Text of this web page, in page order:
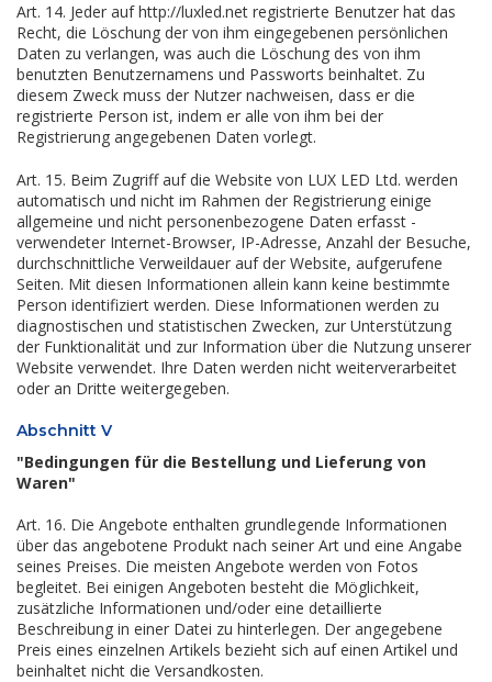
Art. 14. Jeder auf http://luxled.net registrierte Benutzer hat das
Recht, die Löschung der von ihm eingegebenen persönlichen
Daten zu verlangen, was auch die Löschung des von ihm
benutzten Benutzernamens und Passworts beinhaltet. Zu
diesem Zweck muss der Nutzer nachweisen, dass er die
registrierte Person ist, indem er alle von ihm bei der
Registrierung angegebenen Daten vorlegt.
Art. 15. Beim Zugriff auf die Website von LUX LED Ltd. werden
automatisch und nicht im Rahmen der Registrierung einige
allgemeine und nicht personenbezogene Daten erfasst -
verwendeter Internet-Browser, IP-Adresse, Anzahl der Besuche,
durchschnittliche Verweildauer auf der Website, aufgerufene
Seiten. Mit diesen Informationen allein kann keine bestimmte
Person identifiziert werden. Diese Informationen werden zu
diagnostischen und statistischen Zwecken, zur Unterstützung
der Funktionalität und zur Information über die Nutzung unserer
Website verwendet. Ihre Daten werden nicht weiterverarbeitet
oder an Dritte weitergegeben.
Abschnitt V
"Bedingungen für die Bestellung und Lieferung von
Waren"
Art. 16. Die Angebote enthalten grundlegende Informationen
über das angebotene Produkt nach seiner Art und eine Angabe
seines Preises. Die meisten Angebote werden von Fotos
begleitet. Bei einigen Angeboten besteht die Möglichkeit,
zusätzliche Informationen und/oder eine detaillierte
Beschreibung in einer Datei zu hinterlegen. Der angegebene
Preis eines einzelnen Artikels bezieht sich auf einen Artikel und
beinhaltet nicht die Versandkosten.